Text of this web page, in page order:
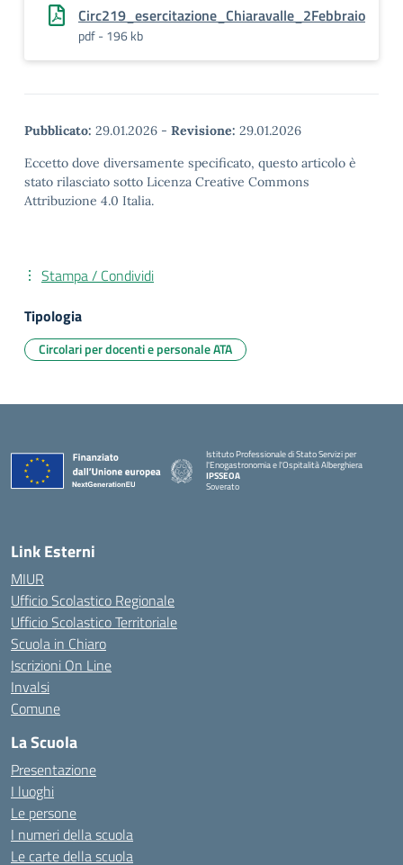
Circ219_esercitazione_Chiaravalle_2Febbraio
pdf - 196 kb
Pubblicato: 29.01.2026 - Revisione: 29.01.2026
Eccetto dove diversamente specificato, questo articolo è
stato rilasciato sotto Licenza Creative Commons
Attribuzione 4.0 Italia.
Stampa / Condividi
Tipologia
Circolari per docenti e personale ATA
Istituto Professionale di Stato Servizi per
l'Enogastronomia e l'Ospitalità Alberghiera
IPSSEOA
Soverato
Link Esterni
MIUR
Ufficio Scolastico Regionale
Ufficio Scolastico Territoriale
Scuola in Chiaro
Iscrizioni On Line
Invalsi
Comune
La Scuola
Presentazione
I luoghi
Le persone
I numeri della scuola
Le carte della scuola